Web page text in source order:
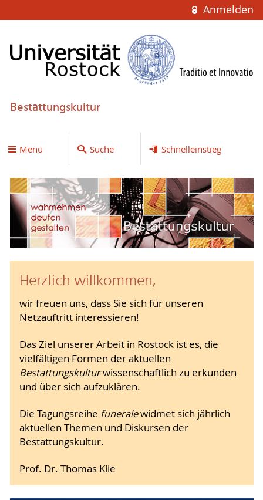
Anmelden
Bestattungskultur
Menü Suche Schnelleinstieg
Herzlich willkommen,
wir freuen uns, dass Sie sich für unseren
Netzauftritt interessieren!
Das Ziel unserer Arbeit in Rostock ist es, die
vielfältigen Formen der aktuellen
Bestattungskulturwissenschaftlich zu erkunden
und über sich aufzuklären.
Die Tagungsreihe funeralewidmet sich jährlich
aktuellen Themen und Diskursen der
Bestattungskultur.
Prof. Dr. Thomas Klie